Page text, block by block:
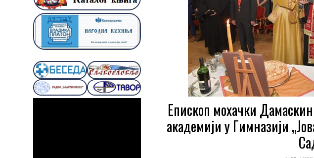
Епископ мохачки Дамаскин
академији у Гимназији